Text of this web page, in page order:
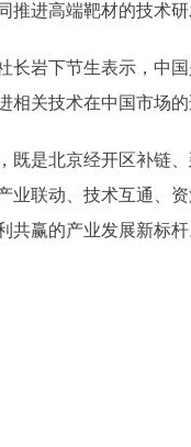
推进高端靶材的技术
岩下节生表示，中国
相关技术在中国市场
是北京经开区补链、
业联动、技术互通、
共赢的产业发展新标